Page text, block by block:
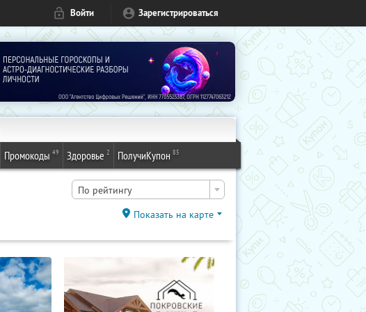
Войти Зарегистрироваться
Промокоды 49 Здоровье 2 ПолучиКупон 85
По рейтингу
Показать на карте